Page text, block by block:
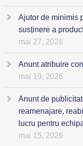
Ajutor de minimis
susținere a
mai 27, 2026
Anunt atribuire
mai 19, 2026
Anunt de
reamenajare,
lucru pentru
mai 15, 2026